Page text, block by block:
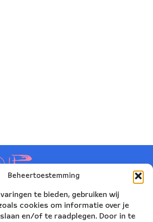
Beheertoestemming
te bieden, gebruiken wij
cookies om informatie over je
en/of te raadplegen. Door in te